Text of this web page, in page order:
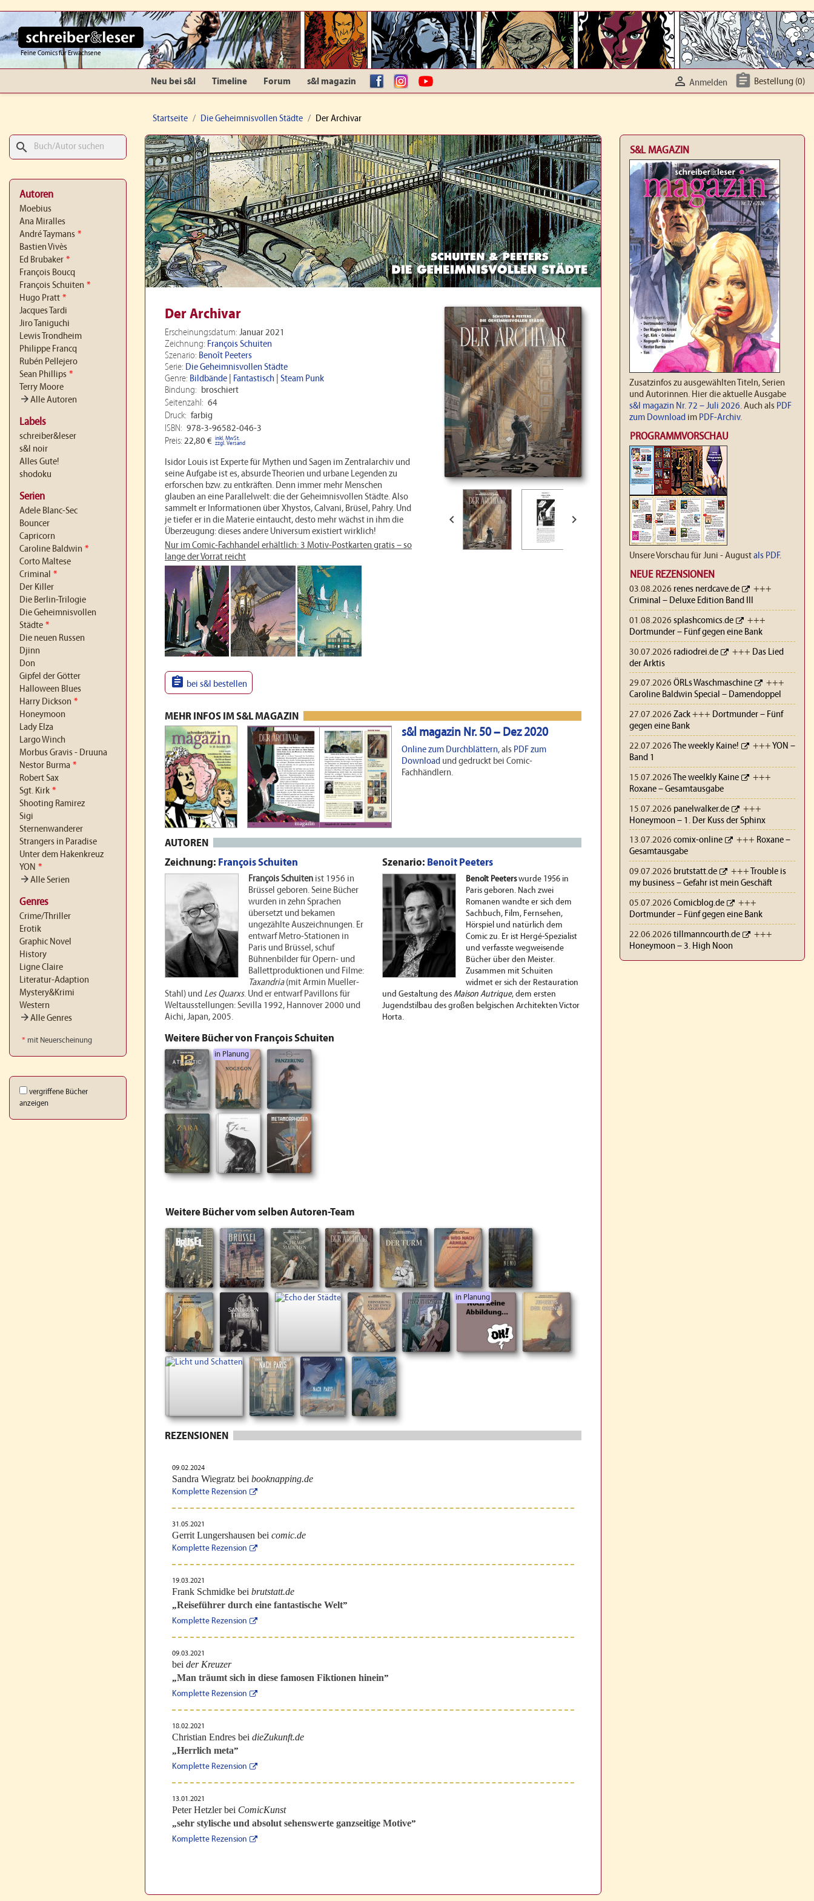
Feine Comics für Erwachsene
Neu bei s&l Timeline Forum s&l magazin facebookInstagramYouTube  Anmelden  Bestellung (0)
Startseite Die Geheimnisvollen Städte Der Archivar
search
Autoren
Moebius
Ana Miralles
André Taymans *
Bastien Vivès
Ed Brubaker *
François Boucq
François Schuiten *
Hugo Pratt *
Jacques Tardi
Jiro Taniguchi
Lewis Trondheim
Philippe Francq
Rubén Pellejero
Sean Phillips *
Terry Moore
arrow_forwardAlle Autoren
Labels
schreiber&leser
s&l noir
Alles Gute!
shodoku
Serien
Adele Blanc-Sec
Bouncer
Capricorn
Caroline Baldwin *
Corto Maltese
Criminal *
Der Killer
Die Berlin-Trilogie
Die Geheimnisvollen
Städte *
Die neuen Russen
Djinn
Don
Gipfel der Götter
Halloween Blues
Harry Dickson *
Honeymoon
Lady Elza
Largo Winch
Morbus Gravis - Druuna
Nestor Burma *
Robert Sax
Sgt. Kirk *
Shooting Ramirez
Sigi
Sternenwanderer
Strangers in Paradise
Unter dem Hakenkreuz
YON *
arrow_forwardAlle Serien
Genres
Crime/Thriller
Erotik
Graphic Novel
History
Ligne Claire
Literatur-Adaption
Mystery&Krimi
Western
arrow_forwardAlle Genres
* mit Neuerscheinung
vergriffene Bücher
anzeigen
 
Der Archivar
Erscheinungsdatum: Januar 2021
Zeichnung: François Schuiten
Szenario: Benoît Peeters
Serie: Die Geheimnisvollen Städte
Genre: Bildbände Fantastisch
Steam Punk
Bindung:
broschiert
Seitenzahl: 64
Druck: farbig
ISBN: 978-3-96582-046-3
Preis: 22,80 € inkl. MwSt.
zzgl. Versand
Isidor Louis ist Experte für Mythen und Sagen im Zentralarchiv und
seine Aufgabe ist es, absurde Theorien und urbane Legenden zu
erforschen bzw. zu entkräften. Denn immer mehr Menschen
glauben an eine Parallelwelt: die der Geheimnisvollen Städte. Also
sammelt er Informationen über Xhystos, Calvani, Brüsel, Pahry. Und
je tiefer er in die Materie eintaucht, desto mehr wächst in ihm die
Überzeugung: dieses andere Universum existiert wirklich!
Nur im Comic-Fachhandel erhältlich: 3 Motiv-Postkarten gratis – so
lange der Vorrat reicht
 bei s&l bestellen
MEHR INFOS IM S&L MAGAZIN
s&l magazin Nr. 50 – Dez 2020
Online zum Durchblättern, als PDF zum
Download und gedruckt bei Comic-
Fachhändlern.
AUTOREN
Zeichnung: François Schuiten
François Schuiten ist 1956 in
Brüssel geboren. Seine Bücher
wurden in zehn Sprachen
übersetzt und bekamen
ungezählte Auszeichnungen. Er
entwarf Metro-Stationen in
Paris und Brüssel, schuf
Bühnenbilder für Opern- und
Ballettproduktionen und Filme:
Taxandria(mit Armin Mueller-
Stahl) und Les Quarxs. Und er entwarf Pavillons für
Weltausstellungen: Sevilla 1992, Hannover 2000 und
Aichi, Japan, 2005.
Weitere Bücher von François Schuiten
in Planung
Szenario: Benoît Peeters
Benoît Peeterswurde 1956 in
Paris geboren. Nach zwei
Romanen wandte er sich dem
Sachbuch, Film, Fernsehen,
Hörspiel und natürlich dem
Comic zu. Er ist Hergé-Spezialist
und verfasste wegweisende
Bücher über den Meister.
Zusammen mit Schuiten
widmet er sich der Restauration
und Gestaltung des Maison Autrique, dem ersten
Jugendstilbau des großen belgischen Architekten Victor
Horta.
Weitere Bücher vom selben Autoren-Team
in Planung
REZENSIONEN
09.02.2024
Sandra Wiegratz bei booknapping.de
Komplette Rezension
31.05.2021
Gerrit Lungershausen bei comic.de
Komplette Rezension
19.03.2021
Frank Schmidke bei brutstatt.de
„Reiseführer durch eine fantastische Welt”
Komplette Rezension
09.03.2021
bei der Kreuzer
„Man träumt sich in diese famosen Fiktionen hinein”
Komplette Rezension
18.02.2021
Christian Endres bei dieZukunft.de
„Herrlich meta”
Komplette Rezension
13.01.2021
Peter Hetzler bei ComicKunst
„sehr stylische und absolut sehenswerte ganzseitige Motive”
Komplette Rezension
S&L MAGAZIN
Zusatzinfos zu ausgewählten Titeln, Serien
und Autorinnen. Hier die aktuelle Ausgabe
s&l magazin Nr. 72 – Juli 2026. Auch als PDF
zum Download im PDF-Archiv.
PROGRAMMVORSCHAU
Unsere Vorschau für Juni - Augustals PDF.
NEUE REZENSIONEN
03.08.2026 renes nerdcave.de
+++
Criminal – Deluxe Edition Band III
01.08.2026 splashcomics.de
+++
Dortmunder – Fünf gegen eine Bank
30.07.2026 radiodrei.de +++ Das Lied
der Arktis
29.07.2026 ÖRLs Waschmaschine
+++
Caroline Baldwin Special – Damendoppel
27.07.2026 Zack+++ Dortmunder – Fünf
gegen eine Bank
22.07.2026 The weekly Kaine! +++YON –
Band 1
15.07.2026 The weelkly Kaine
+++
Roxane – Gesamtausgabe
15.07.2026 panelwalker.de
+++
Honeymoon – 1. Der Kuss der Sphinx
13.07.2026 comix-online +++ Roxane –
Gesamtausgabe
09.07.2026 brutstatt.de +++
Trouble is
my business – Gefahr ist mein Geschäft
05.07.2026 Comicblog.de
+++
Dortmunder – Fünf gegen eine Bank
22.06.2026 tillmanncourth.de
+++
Honeymoon – 3. High Noon